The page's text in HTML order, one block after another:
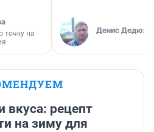
точку на
Денис
вкуса: рецепт
на зиму для